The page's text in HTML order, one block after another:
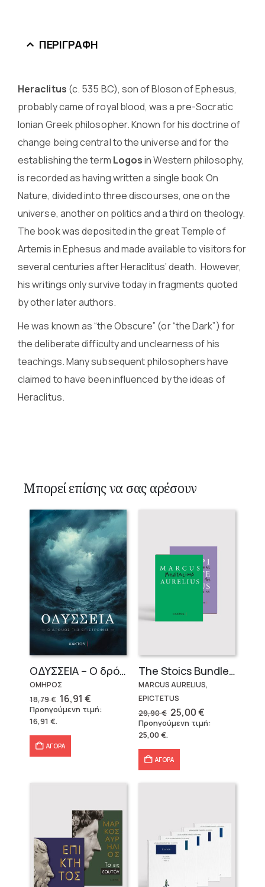
ΠΕΡΙΓΡΑΦΉ
Heraclitus (c. 535 BC), son of Bloson of Ephesus,
probably came of royal blood, was a pre-Socratic
Ionian Greek philosopher. Known for his doctrine of
change being central to the universe and for the
establishing the term Logosin Western philosophy,
is recorded as having written a single book On
Nature, divided into three discourses, one on the
universe, another on politics and a third on theology.
The book was deposited in the great Temple of
Artemis in Ephesus and made available to visitors for
several centuries after Heraclitus’ death. However,
his writings only survive today in fragments quoted
by other later authors.
He was known as “the Obscure” (or “the Dark”) for
the deliberate difficulty and unclearness of his
teachings. Many subsequent philosophers have
claimed to have been influenced by the ideas of
Heraclitus.
Μπορεί επίσης να σας αρέσουν
OΔΥΣΣΕΙΑ – Ο δρόμος της επιστροφής
ΟΜΗΡΟΣ
18,79€ Original
price
was:
16,91 €Η
τρέχουσα
τιμή
Προηγούμενη τιμή:
16,91 €.
ΑΓΟΡΑ
The Stoics Bundle (2 volumes)
MARCUS AURELIUS,
EPICTETUS
29,90€ Original
price
was:
25,00€Η
τρέχουσα
τιμή
Προηγούμενη τιμή:
25,00€.
ΑΓΟΡΑ